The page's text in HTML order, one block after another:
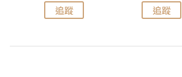
追蹤 追蹤